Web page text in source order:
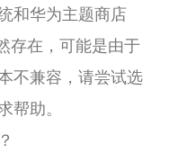
和华为主题商店
存在，可能是由于
不兼容，请尝试选
帮助。